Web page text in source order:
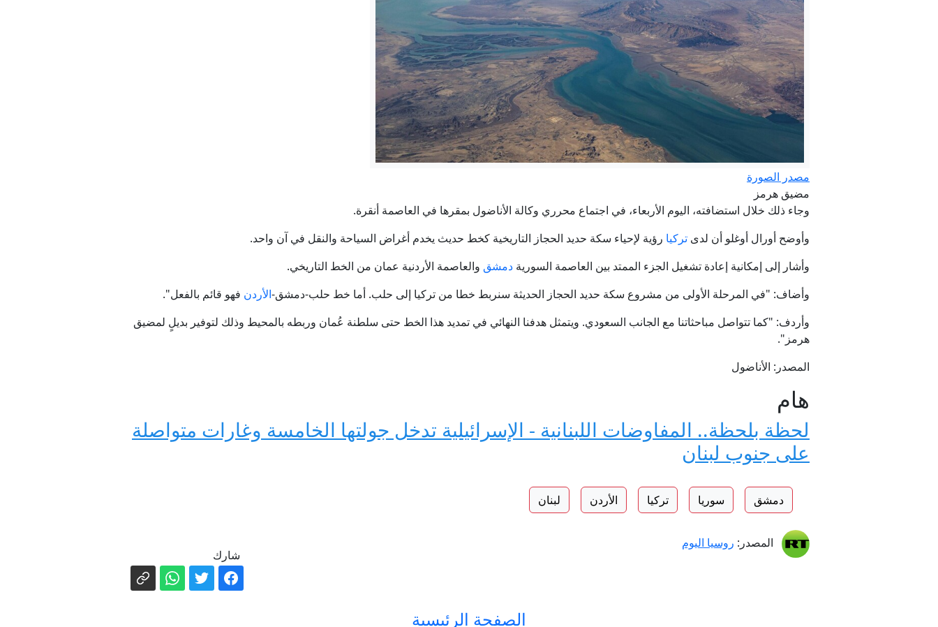
بوتين يبحث مع محمد بن زايد آل نهيان هاتفيا الوضع في منطقة الخليج وأوكرانيا
كيف يمكن إنهاء حرب السودان الوحشية والمنسية؟ - في الإيكونوميست
توقيع اتفاقية دفاع مشترك بين السعودية وباكستان وتركيا
مصدر الصورة
مضيق هرمز
وجاء ذلك خلال استضافته، اليوم الأربعاء، في اجتماع محرري وكالة الأناضول بمقرها في العاصمة أنقرة.
وأوضح أورال أوغلو أن لدى تركيا رؤية لإحياء سكة حديد الحجاز التاريخية كخط حديث يخدم أغراض السياحة والنقل في آن واحد.
وأشار إلى إمكانية إعادة تشغيل الجزء الممتد بين العاصمة السورية دمشق والعاصمة الأردنية عمان من الخط التاريخي.
وأضاف: "في المرحلة الأولى من مشروع سكة حديد الحجاز الحديثة سنربط خطا من تركيا إلى حلب. أما خط حلب-دمشق-الأردن فهو قائم بالفعل".
وأردف: "كما تتواصل مباحثاتنا مع الجانب السعودي. ويتمثل هدفنا النهائي في تمديد هذا الخط حتى سلطنة عُمان وربطه بالمحيط وذلك لتوفير بديلٍ لمضيق
هرمز".
المصدر: الأناضول
هام
لحظة بلحظة.. المفاوضات اللبنانية - الإسرائيلية تدخل جولتها الخامسة وغارات متواصلة
على جنوب لبنان
دمشق سوريا تركيا الأردن لبنان
المصدر: روسيا اليوم
شارك
الصفحة الرئيسية